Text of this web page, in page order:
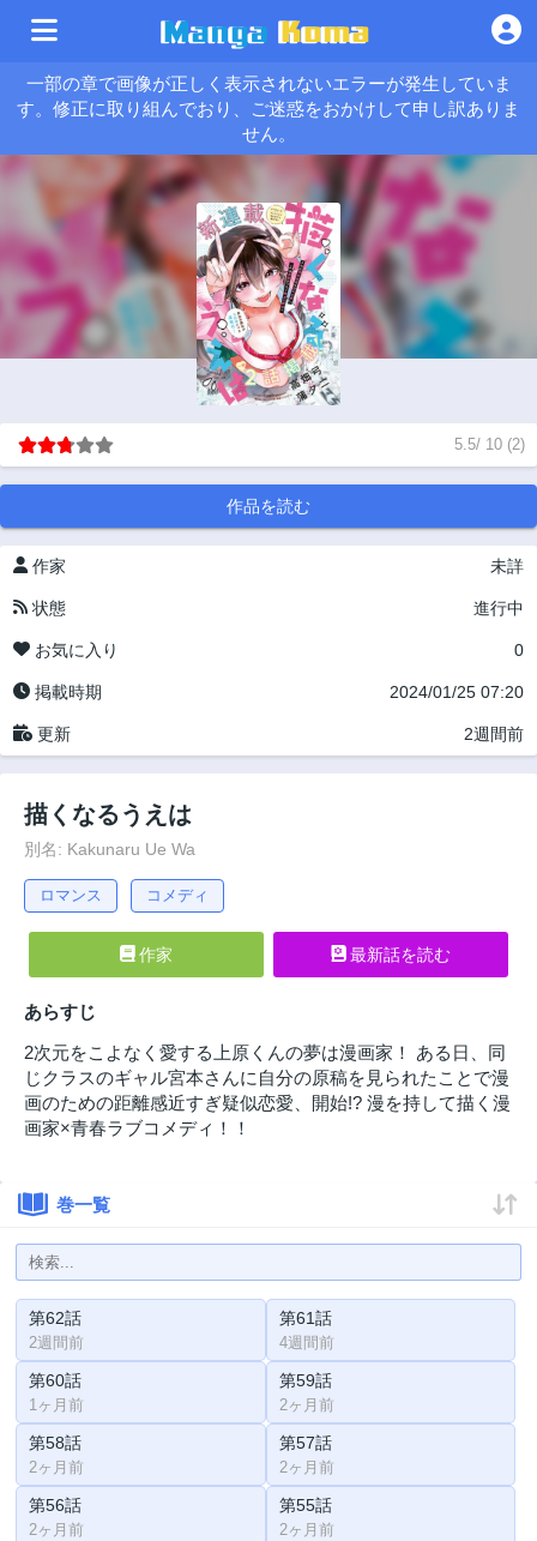
一部の章で画像が正しく表示されないエラーが発生していま
す。修正に取り組んでおり、ご迷惑をおかけして申し訳ありま
せん。
5.5/ 10 (2)
作品を読む
作家 未詳
状態 進行中
お気に入り 0
掲載時期 2024/01/25 07:20
更新 2週間前
描くなるうえは
別名: Kakunaru Ue Wa
ロマンス コメディ
作家 最新話を読む
あらすじ
2次元をこよなく愛する上原くんの夢は漫画家！ ある日、同
じクラスのギャル宮本さんに自分の原稿を見られたことで漫
画のための距離感近すぎ疑似恋愛、開始!? 漫を持して描く漫
画家×青春ラブコメディ！！
巻一覧
第62話
2週間前
第61話
4週間前
第60話
1ヶ月前
第59話
2ヶ月前
第58話
2ヶ月前
第57話
2ヶ月前
第56話
2ヶ月前
第55話
2ヶ月前